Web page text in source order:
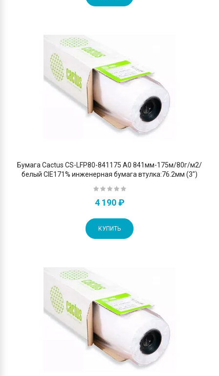
Бумага Cactus CS-LFP80-841175 A0 841мм-175м/80г/м2/
белый CIE171% инженерная бумага втулка:76.2мм (3")
4 190 ₽
КУПИТЬ